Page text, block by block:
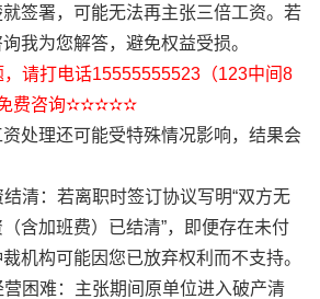
签署，可能无法再主张三倍工资。若
我为您解答，避免权益受损。
请打电话15555555523（123中间8
免费咨询✫✫✫✫✫
处理还可能受特殊情况影响，结果会
清：若离职时签订协议写明“双方无
含加班费）已结清”，即便存在未付
机构可能因您已放弃权利而不支持。
困难：主张期间原单位进入破产清